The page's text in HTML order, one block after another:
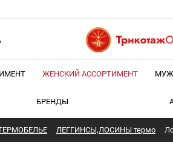
ЖЕНСКИЙ АССОРТИМЕНТ
БРЕНДЫ
ЛЕГГИНСЫ,ЛОСИНЫ термо